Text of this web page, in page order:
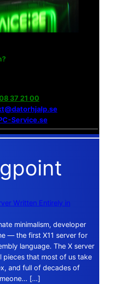
37 21 00
Service.se
Written Entirely in
minimalism, developer
— the first X11 server for
language. The X server
pieces that most of us take
and full of decades of
[…]